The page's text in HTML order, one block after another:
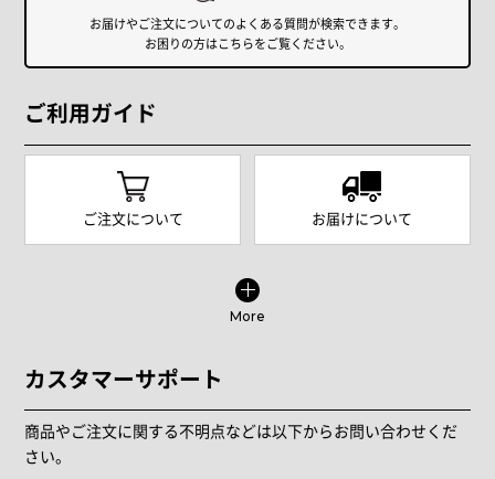
お届けやご注文についてのよくある質問が検索できます。
お困りの方はこちらをご覧ください。
ご利用ガイド
ご注文について お届けについて
More
カスタマーサポート
商品やご注文に関する不明点などは以下からお問い合わせくだ
さい。